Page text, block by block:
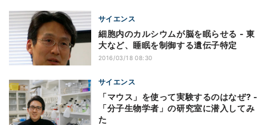
サイエンス
細胞内のカルシウムが脳を眠らせる - 東
大など、睡眠を制御する遺伝子特定
2016/03/18 08:30
サイエンス
「マウス」を使って実験するのはなぜ? -
「分子生物学者」の研究室に潜入してみ
た